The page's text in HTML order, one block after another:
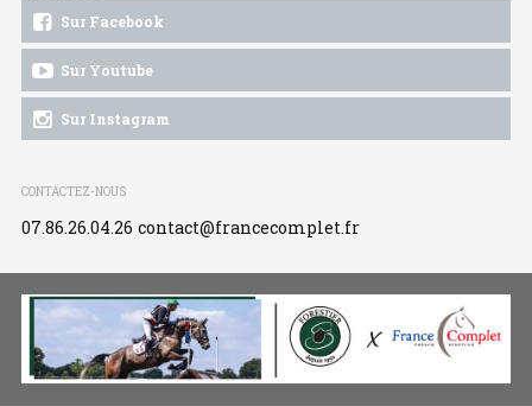
Sur Facebook
Sur Youtube
Sur Instagram
CONTACTEZ-NOUS
07.86.26.04.26 contact@francecomplet.fr